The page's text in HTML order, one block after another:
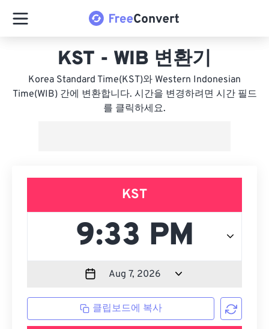
KST - WIB 변환기
Korea Standard Time(KST)와 Western Indonesian
Time(WIB) 간에 변환합니다. 시간을 변경하려면 시간 필드
를 클릭하세요.
KST
클립보드에 복사